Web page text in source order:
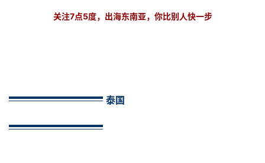
关注7点5度，出海东南亚，你比别人快一步
泰国